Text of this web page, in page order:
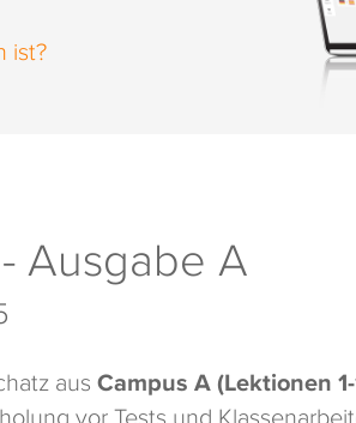
ist?
Ausgabe A
aus Campus A (Lektionen
vor Tests und